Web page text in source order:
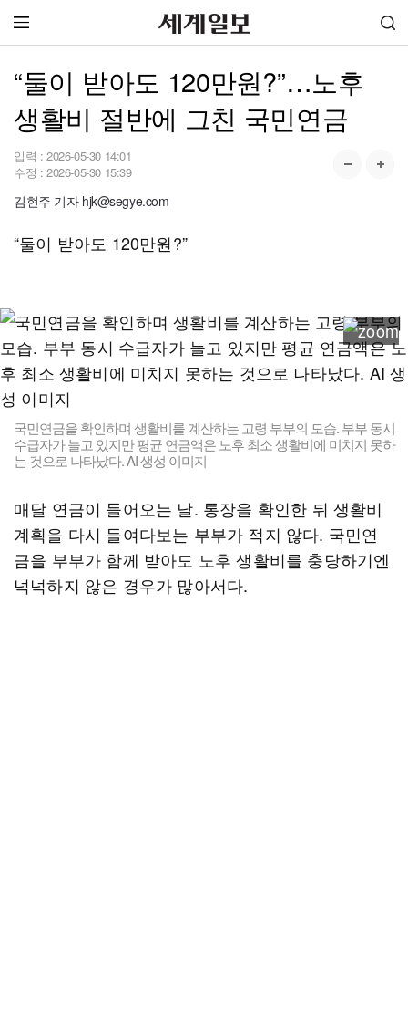
“둘이 받아도 120만원?”…노후
생활비 절반에 그친 국민연금
입력 : 2026-05-30 14:01
수정 : 2026-05-30 15:39
김현주 기자 hjk@segye.com
“둘이 받아도 120만원?”
국민연금을 확인하며 생활비를 계산하는 고령 부부의 모습. 부부 동시
수급자가 늘고 있지만 평균 연금액은 노후 최소 생활비에 미치지 못하
는 것으로 나타났다. AI 생성 이미지
매달 연금이 들어오는 날. 통장을 확인한 뒤 생활비
계획을 다시 들여다보는 부부가 적지 않다. 국민연
금을 부부가 함께 받아도 노후 생활비를 충당하기엔
넉넉하지 않은 경우가 많아서다.